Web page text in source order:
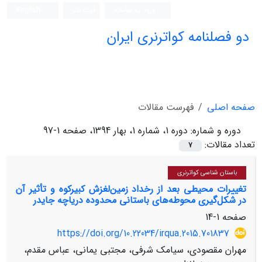
دو فصلنامه کواترنری ایران
صفحه اصلی
فهرست مقالات
دوره و شماره: دوره 1، شماره 1، بهار 1394، صفحه 1-97
تعداد مقالات:
7
باستان شناسی کواترنری
تغییرات محیطی بعد از رخداد زمین‌لغزش کبیرکوه و تأثیر آن
در شکل‌گیری محوطه‌های باستانی محدوده دریاچه جایدر
صفحه 1-14
https://doi.org/10.22034/irqua.2015.701837
مهران مقصودی، سیامک شرفی، مجتبی یمانی، عباس مقدم،